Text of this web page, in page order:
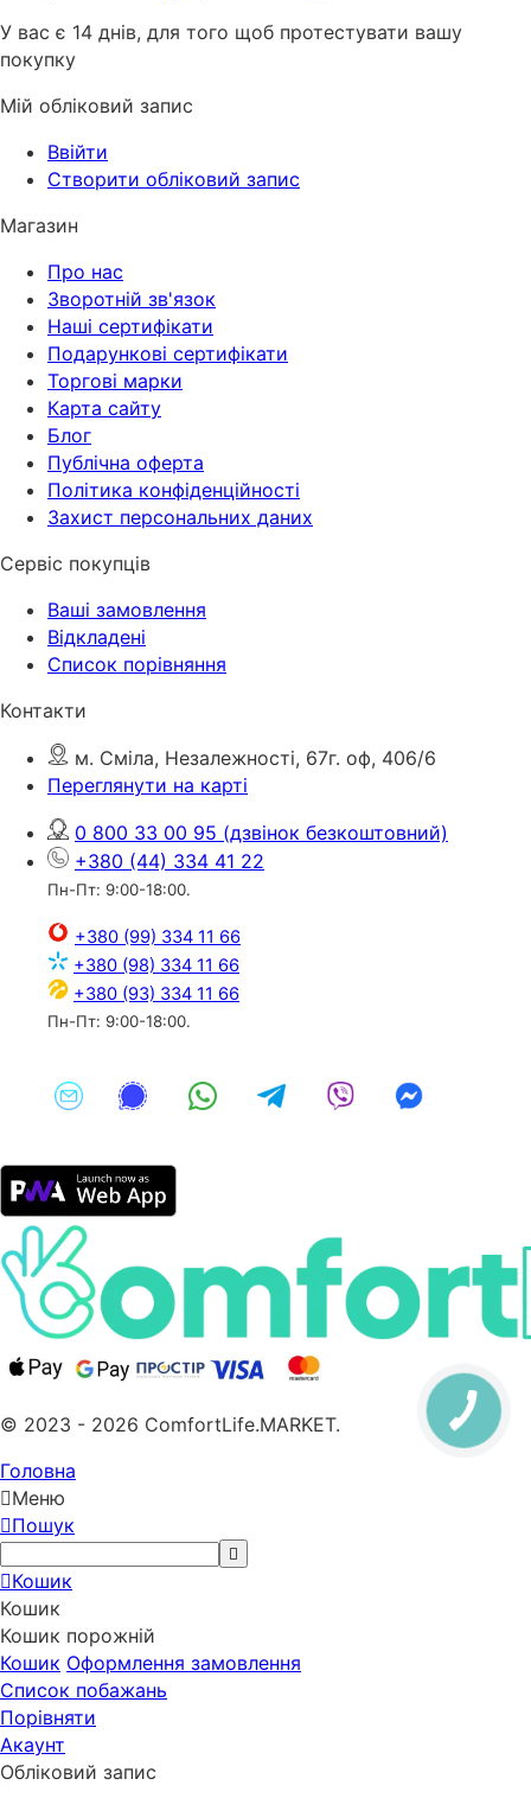
У вас є 14 днів, для того щоб протестувати вашу
покупку
Мій обліковий запис
Ввійти
Створити обліковий запис
Магазин
Про нас
Зворотній зв'язок
Наші сертифікати
Подарункові сертифікати
Торгові марки
Карта сайту
Блог
Публічна оферта
Політика конфіденційності
Захист персональних даних
Сервіс покупців
Ваші замовлення
Відкладені
Список порівняння
Контакти
м. Сміла, Незалежності, 67г. оф, 406/6
Переглянути на карті
0 800 33 00 95 (дзвінок безкоштовний)
+380 (44) 334 41 22
Пн-Пт: 9:00-18:00.
+380 (99) 334 11 66
+380 (98) 334 11 66
+380 (93) 334 11 66
Пн-Пт: 9:00-18:00.
© 2023 - 2026 ComfortLife.MARKET.
Головна
Меню
Пошук
Кошик
Кошик
Кошик порожній
Кошик Оформлення замовлення
Список побажань
Порівняти
Акаунт
Обліковий запис